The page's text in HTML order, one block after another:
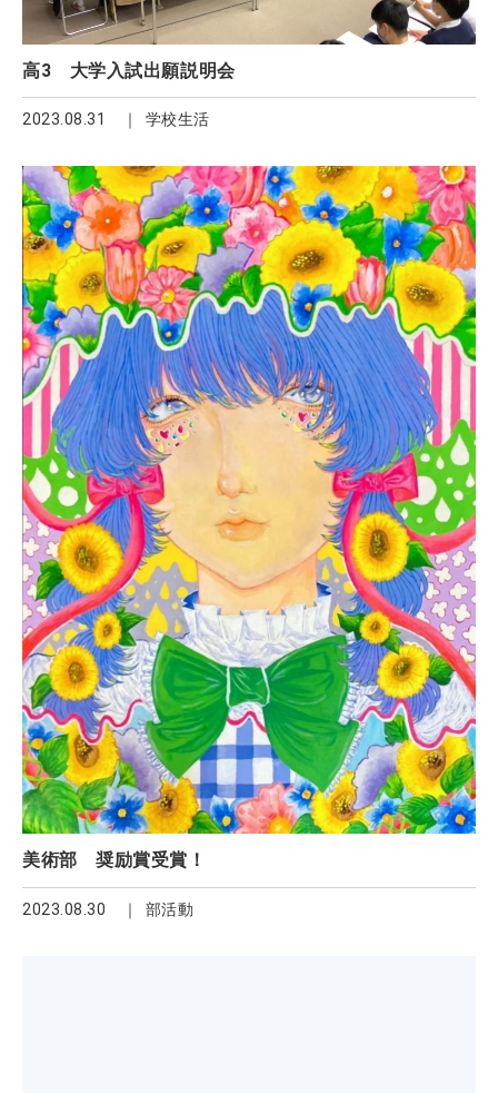
高3 大学入試出願説明会
2023.08.31 学校生活
美術部 奨励賞受賞！
2023.08.30 部活動